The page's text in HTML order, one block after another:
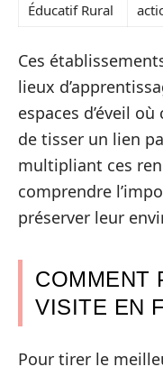
Éducatif Rural
Ces
lieux
espaces d’éveil
de tisser un lien
multipliant ces
comprendre
préserver leur
COMMENT
VISITE EN
Pour tirer le